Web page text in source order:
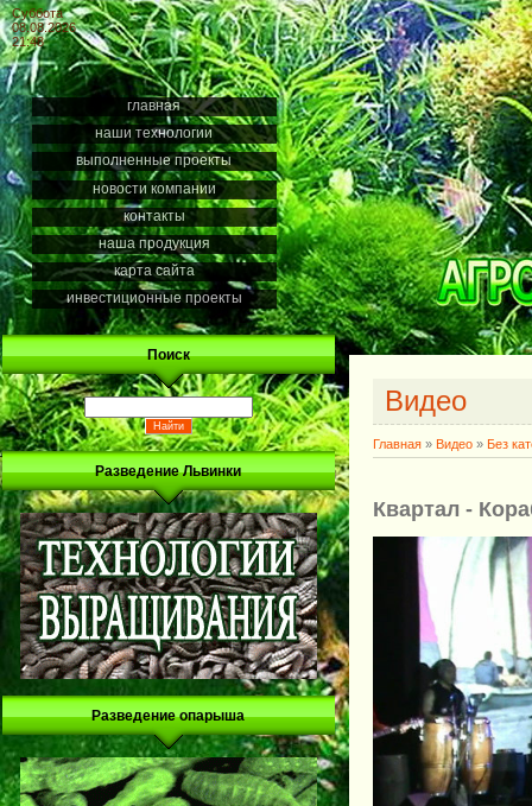
Суббота
08.08.2026
21:48
главная
наши технологии
выполненные проекты
новости компании
контакты
наша продукция
карта сайта
инвестиционные проекты
Поиск
Разведение Львинки
Разведение опарыша
Видео
Главная » Видео » Без
Квартал -